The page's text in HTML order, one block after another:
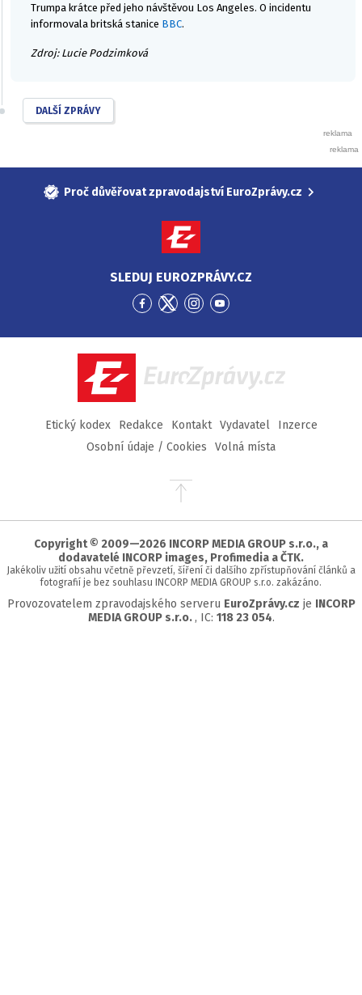
Trumpa krátce před jeho návštěvou Los Angeles. O incidentu
informovala britská stanice BBC.
Zdroj: Lucie Podzimková
DALŠÍ ZPRÁVY
Proč důvěřovat zpravodajství EuroZprávy.cz
SLEDUJ EUROZPRÁVY.CZ
Přejít
Facebook
Přejít
Twitter
Přejít
Instagram
Přejít
YouTube
EuroZprávy.cz
Etický kodex Redakce Kontakt Vydavatel
Inzerce
Osobní údaje / Cookies
Volná místa
Přejít
stránky
Copyright © 2009—2026 INCORP MEDIA GROUP s.r.o., a
dodavatelé INCORP images, Profimedia a ČTK.
Jakékoliv užití obsahu včetně převzetí, šíření či dalšího zpřístupňování článků a
fotografií je bez souhlasu INCORP MEDIA GROUP s.r.o. zakázáno.
Provozovatelem zpravodajského serveru EuroZprávy.cz je INCORP
MEDIA GROUP s.r.o. , IC: 118 23 054.